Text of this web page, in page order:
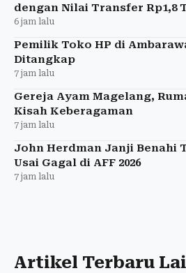
dengan Nilai Transfer Rp1,8
6 jam lalu
Pemilik Toko HP di
Ditangkap
7 jam lalu
Gereja Ayam Magelang,
Kisah Keberagaman
7 jam lalu
John Herdman Janji Benahi
Usai Gagal di AFF 2026
7 jam lalu
Artikel Terbaru